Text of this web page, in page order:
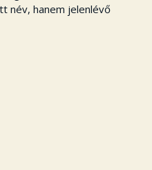
név, hanem jelenlévő